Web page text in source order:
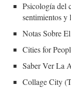
Psicología del
sentimientos y
Notas Sobre
Cities for
Saber Ver La
Collage City